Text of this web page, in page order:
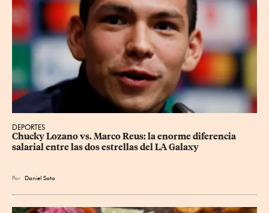
DEPORTES
Chucky Lozano vs. Marco Reus: la enorme diferencia
salarial entre las dos estrellas del LA Galaxy
Por Daniel Soto